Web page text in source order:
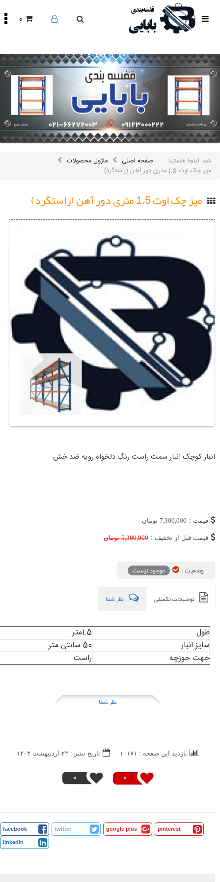
محصولات
مقالات
درباره
تماس
باما
اینستاگرام
سایر
لینک
ها
0
شما اینجا هستید صفحه اصلی
ماژول محصولات
میز چک اوت 1.5 متری دور آهن (راستگرد)
میز چک اوت 1.5 متری دور آهن (راستگرد)
انبار کوچک انبار سمت راست رنگ دلخواه رویه ضد خش
قیمت : 7,300,000 تومان
قیمت قبل از تخفیف : 5,300,000تومان
وضعیت : موجود نیست
توضیحات تکمیلی نظر شما
طول
1.5متر
سایز انبار
50 سانتی متر
جهت حوزچه
راست
نظر شما
0
0
بازدید این صفحه : ۱۰۱۷۱ تاریخ نشر : ۲۲ ارديبهشت ۱۴۰۳
facebook twitter google plus pinterest
linkedin